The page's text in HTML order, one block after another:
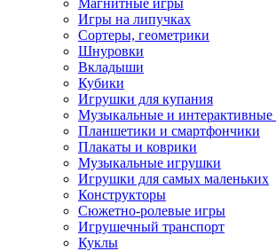
Магнитные игры
Игры на липучках
Сортеры, геометрики
Шнуровки
Вкладыши
Кубики
Игрушки для купания
Музыкальные и
Планшетики и смартфончики
Плакаты и коврики
Музыкальные игрушки
Игрушки для самых маленьких
Конструкторы
Сюжетно-ролевые игры
Игрушечный транспорт
Куклы